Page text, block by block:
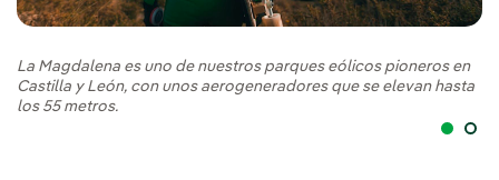
La Magdalena es uno de nuestros parques eólicos pioneros en
Castilla y León, con unos aerogeneradores que se elevan hasta
los 55 metros.